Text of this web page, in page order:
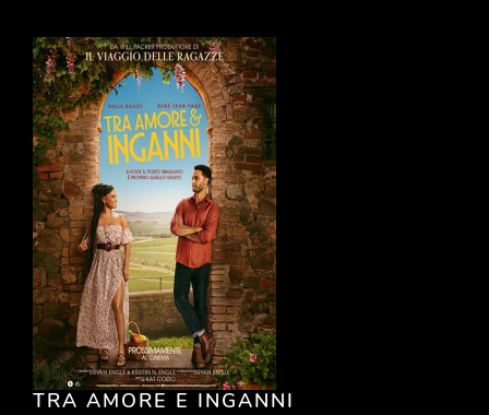
TRA AMORE E INGANNI